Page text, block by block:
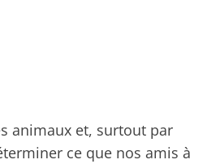
animaux et, surtout par
ce que nos amis à